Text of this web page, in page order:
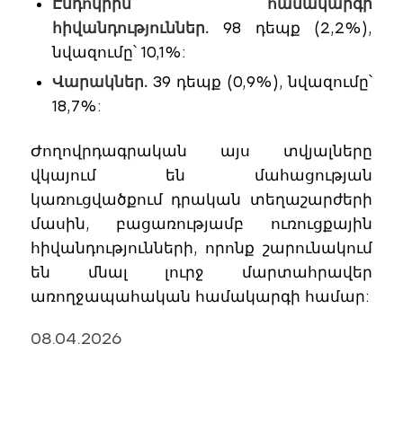
հիվանդություններ. 98 դեպք (2,2%),
նվազումը՝ 10,1%:
Վարակներ. 39 դեպք (0,9%), նվազումը՝
18,7%:
Ժողովրդագրական այս տվյալները
վկայում են մահացության
կառուցվածքում դրական տեղաշարժերի
մասին, բացառությամբ ուռուցքային
հիվանդությունների, որոնք շարունակում
են մնալ լուրջ մարտահրավեր
առողջապահական համակարգի համար:
08.04.2026